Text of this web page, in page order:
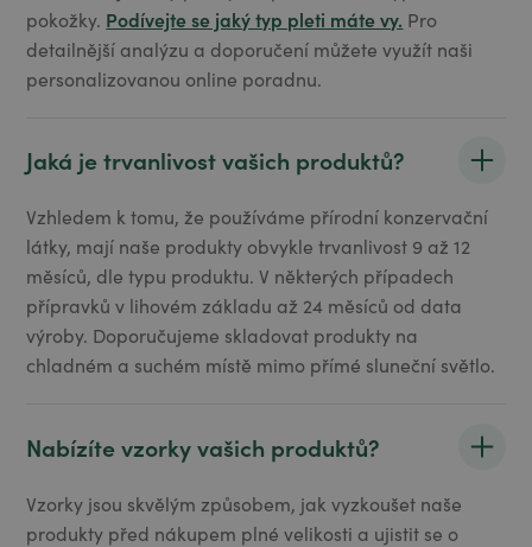
pokožky. Podívejte se jaký typ pleti máte vy. Pro
detailnější analýzu a doporučení můžete využít naši
personalizovanou online poradnu.
Jaká je trvanlivost vašich produktů?
Vzhledem k tomu, že používáme přírodní konzervační
látky, mají naše produkty obvykle trvanlivost 9 až 12
měsíců, dle typu produktu. V některých případech
přípravků v lihovém základu až 24 měsíců od data
výroby. Doporučujeme skladovat produkty na
chladném a suchém místě mimo přímé sluneční světlo.
Nabízíte vzorky vašich produktů?
Vzorky jsou skvělým způsobem, jak vyzkoušet naše
produkty před nákupem plné velikosti a ujistit se o